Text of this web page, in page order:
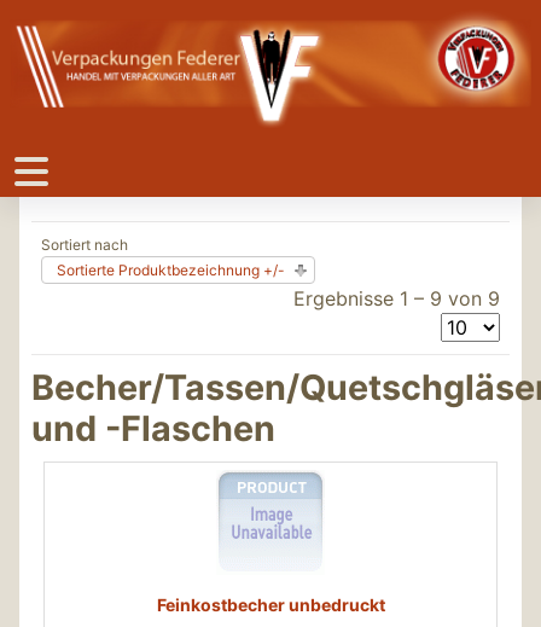
Sortiert nach
Sortierte Produktbezeichnung +/-
Ergebnisse 1 – 9 von 9
Becher/Tassen/
und -Flaschen
Feinkostbecher unbedruckt